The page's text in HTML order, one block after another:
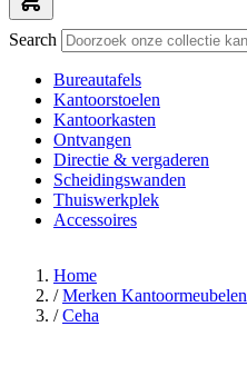
Search
Bureautafels
Kantoorstoelen
Kantoorkasten
Ontvangen
Directie & vergaderen
Scheidingswanden
Thuiswerkplek
Accessoires
Home
/ Merken Kantoormeubelen
/ Ceha